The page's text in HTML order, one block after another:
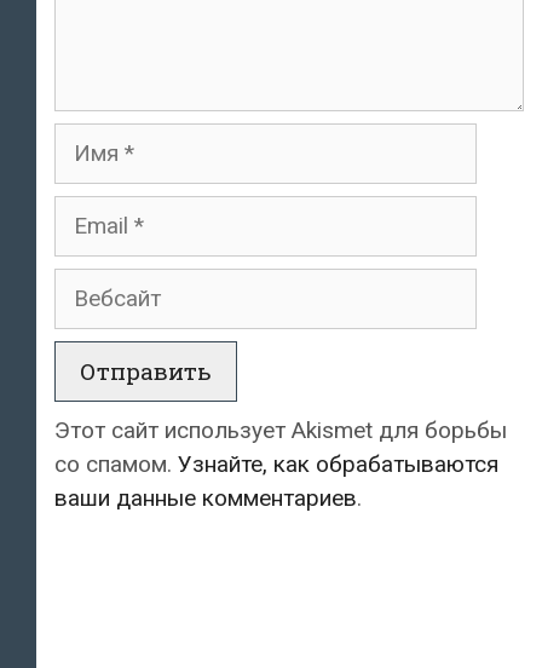
Имя
Email
Вебсайт
Этот сайт использует Akismet для борьбы
со спамом. Узнайте, как обрабатываются
ваши данные комментариев.